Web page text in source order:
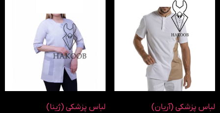
لباس پزشکی (آریان) لباس پزشکی (ژینا)